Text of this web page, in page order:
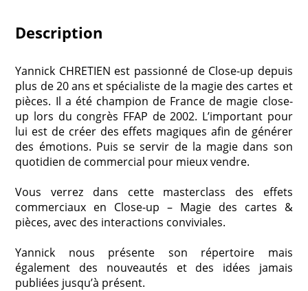
Description
Yannick CHRETIEN est passionné de Close-up depuis
plus de 20 ans et spécialiste de la magie des cartes et
pièces. Il a été champion de France de magie close-
up lors du congrès FFAP de 2002. L’important pour
lui est de créer des effets magiques afin de générer
des émotions. Puis se servir de la magie dans son
quotidien de commercial pour mieux vendre.
Vous verrez dans cette masterclass des effets
commerciaux en Close-up – Magie des cartes &
pièces, avec des interactions conviviales.
Yannick nous présente son répertoire mais
également des nouveautés et des idées jamais
publiées jusqu’à présent.